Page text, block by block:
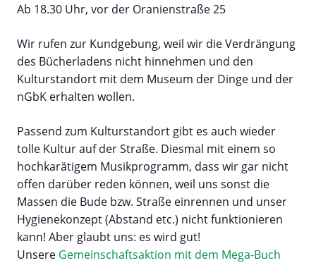
Ab 18.30 Uhr, vor der Oranienstraße 25
Wir rufen zur Kundgebung, weil wir die Verdrängung
des Bücherladens nicht hinnehmen und den
Kulturstandort mit dem Museum der Dinge und der
nGbK erhalten wollen.
Passend zum Kulturstandort gibt es auch wieder
tolle Kultur auf der Straße. Diesmal mit einem so
hochkarätigem Musikprogramm, dass wir gar nicht
offen darüber reden können, weil uns sonst die
Massen die Bude bzw. Straße einrennen und unser
Hygienekonzept (Abstand etc.) nicht funktionieren
kann! Aber glaubt uns: es wird gut!
Unsere Gemeinschaftsaktion mit dem Mega-Buch